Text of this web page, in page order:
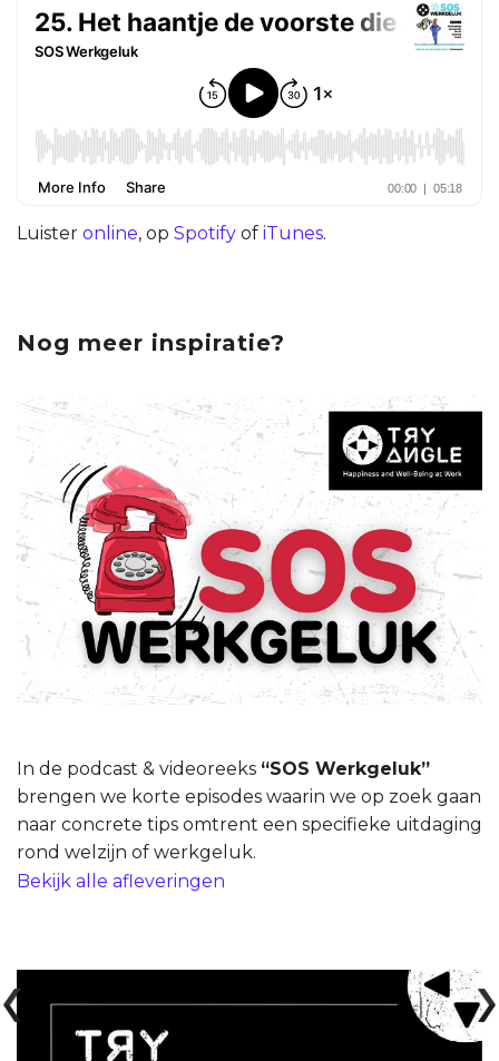
Luister online, op Spotify of iTunes.
Nog meer inspiratie?
In de podcast & videoreeks “SOS Werkgeluk”
brengen we korte episodes waarin we op zoek gaan
naar concrete tips omtrent een specifieke uitdaging
rond welzijn of werkgeluk.
Bekijk alle afleveringen